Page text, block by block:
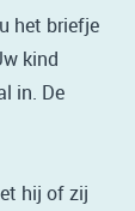
het briefje
kind
in. De
hij of zij